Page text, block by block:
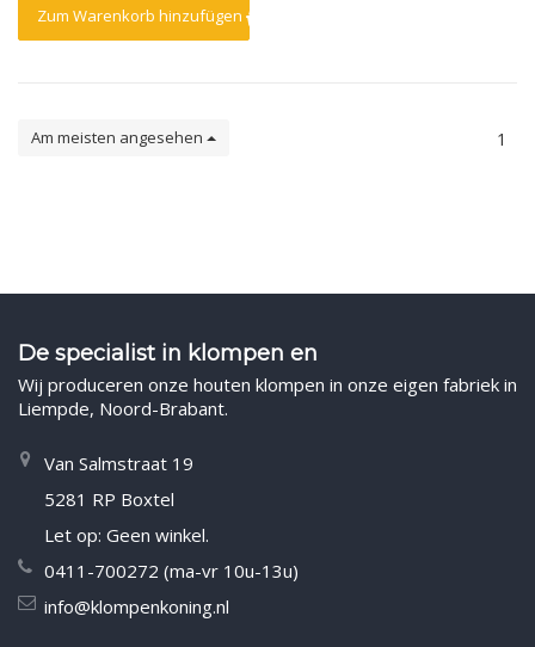
Zum Warenkorb hinzufügen
Am meisten angesehen 1
De specialist in klompen en
Wij produceren onze houten klompen in onze eigen fabriek in
Liempde, Noord-Brabant.
Van Salmstraat 19
5281 RP Boxtel
Let op: Geen winkel.
0411-700272 (ma-vr 10u-13u)
info@klompenkoning.nl